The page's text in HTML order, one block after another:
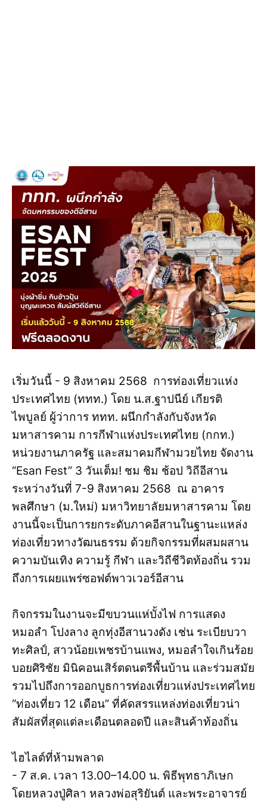
เริ่มวันนี้ - 9 สิงหาคม 2568 การท่องเที่ยวแห่ง
ประเทศไทย (ททท.) โดย น.ส.ฐาปนีย์ เกียรติ
ไพบูลย์ ผู้ว่าการ ททท. ผนึกกำลังกับจังหวัด
มหาสารคาม การกีฬาแห่งประเทศไทย (กกท.)
หน่วยงานภาครัฐ และสมาคมกีฬามวยไทย จัดงาน
“Esan Fest” 3 วันเต็ม! ชม ชิม ช้อป วิถีอีสาน
ระหว่างวันที่ 7-9 สิงหาคม 2568 ณ อาคาร
พลศึกษา (ม.ใหม่) มหาวิทยาลัยมหาสารคาม โดย
งานนี้จะเป็นการยกระดับภาคอีสานในฐานะแหล่ง
ท่องเที่ยวทางวัฒนธรรม ด้วยกิจกรรมที่ผสมผสาน
ความบันเทิง ความรู้ กีฬา และวิถีชีวิตท้องถิ่น รวม
ถึงการเผยแพร่ซอฟต์พาวเวอร์อีสาน
กิจกรรมในงานจะมีขบวนแห่บั้งไฟ การแสดง
หมอลำ โปงลาง ลูกทุ่งอีสานวงดัง เช่น ระเบียบวา
ทะศิลป์, สาวน้อยเพชรบ้านแพง, หมอลำใจเกินร้อย
บอยศิริชัย มินิคอนเสิร์ตดนตรีพื้นบ้าน และร่วมสมัย
รวมไปถึงการออกบูธการท่องเที่ยวแห่งประเทศไทย
“ท่องเที่ยว 12 เดือน” ที่คัดสรรแหล่งท่องเที่ยวน่า
สัมผัสที่สุดแต่ละเดือนตลอดปี และสินค้าท้องถิ่น
ไฮไลต์ที่ห้ามพลาด
- 7 ส.ค. เวลา 13.00–14.00 น. พิธีพุทธาภิเษก
โดยหลวงปู่ศิลา หลวงพ่อสุริยันต์ และพระอาจารย์